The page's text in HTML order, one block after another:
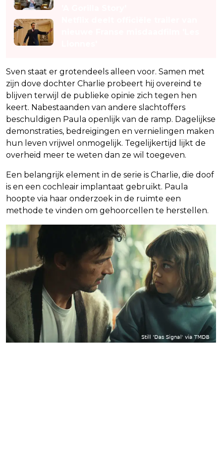
Sven staat er grotendeels alleen voor. Samen met
zijn dove dochter Charlie probeert hij overeind te
blijven terwijl de publieke opinie zich tegen hen
keert. Nabestaanden van andere slachtoffers
beschuldigen Paula openlijk van de ramp. Dagelijkse
demonstraties, bedreigingen en vernielingen maken
hun leven vrijwel onmogelijk. Tegelijkertijd lijkt de
overheid meer te weten dan ze wil toegeven.
Een belangrijk element in de serie is Charlie, die doof
is en een cochleair implantaat gebruikt. Paula
hoopte via haar onderzoek in de ruimte een
methode te vinden om gehoorcellen te herstellen.